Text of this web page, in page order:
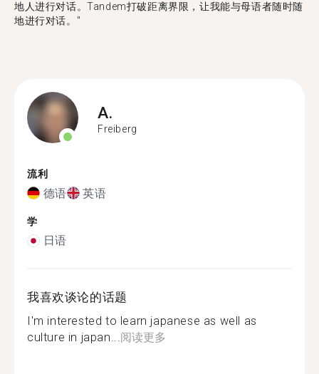
地人进行对话。Tandem打破距离界限，让我能与母语者随时随
地进行对话。"
A.
Freiberg
流利
德语 英语
学
日语
我喜欢谈论的话题
I'm interested to learn japanese as well as
culture in japan...阅读更多